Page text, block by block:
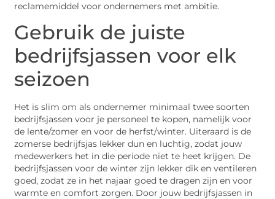
reclamemiddel voor ondernemers met ambitie.
Gebruik de juiste
bedrijfsjassen voor elk
seizoen
Het is slim om als ondernemer minimaal twee soorten
bedrijfsjassen voor je personeel te kopen, namelijk voor
de lente/zomer en voor de herfst/winter. Uiteraard is de
zomerse bedrijfsjas lekker dun en luchtig, zodat jouw
medewerkers het in die periode niet te heet krijgen. De
bedrijfsjassen voor de winter zijn lekker dik en ventileren
goed, zodat ze in het najaar goed te dragen zijn en voor
warmte en comfort zorgen. Door jouw bedrijfsjassen in